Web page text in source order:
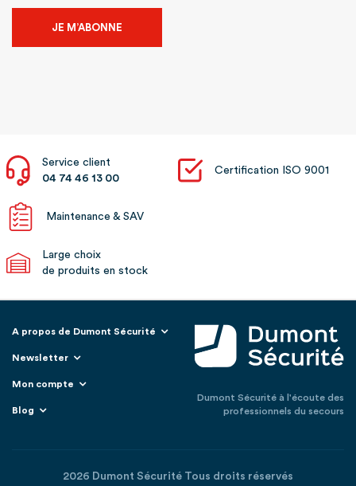
JE M’ABONNE
Service client
04 74 46 13 00
Certification ISO 9001
Maintenance & SAV
Large choix
de produits en stock
A propos de Dumont Sécurité
Newsletter
Mon compte
Blog
Dumont Sécurité à l'écoute des
professionnels du secours
2026 Dumont Sécurité Tous droits réservés